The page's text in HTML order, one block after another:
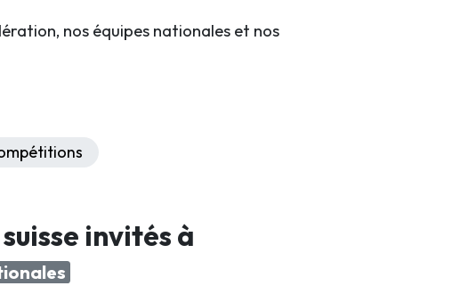
nos équipes nationales et nos
invités à